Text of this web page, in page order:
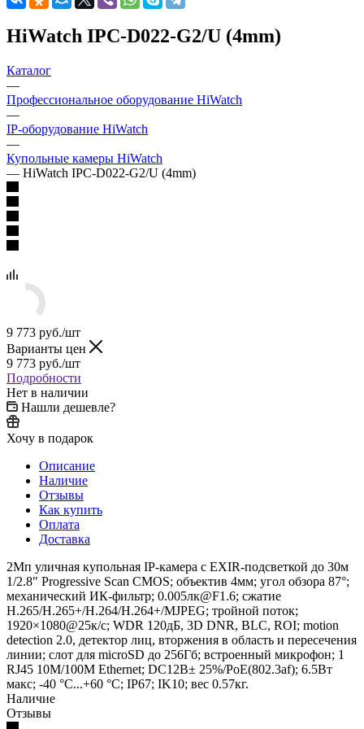
HiWatch IPC-D022-G2/U (4mm)
Каталог
—
Профессиональное оборудование HiWatch
—
IP-оборудование HiWatch
—
Купольные камеры HiWatch
— HiWatch IPC-D022-G2/U (4mm)
9 773 руб./шт
Варианты цен
9 773 руб./шт
Подробности
Нет в наличии
Нашли дешевле?
Хочу в подарок
Описание
Наличие
Отзывы
Как купить
Оплата
Доставка
2Мп уличная купольная IP-камера с EXIR-подсветкой до 30м
1/2.8" Progressive Scan CMOS; объектив 4мм; угол обзора 87°;
механический ИК-фильтр; 0.005лк@F1.6; сжатие
H.265/H.265+/H.264/H.264+/MJPEG; тройной поток;
1920×1080@25к/с; WDR 120дБ, 3D DNR, BLC, ROI; motion
detection 2.0, детектор лиц, вторжения в область и пересечения
линии; слот для microSD до 256Гб; встроенный микрофон; 1
RJ45 10M/100M Ethernet; DC12В± 25%/PoE(802.3af); 6.5Вт
макс; -40 °C...+60 °C; IP67; IK10; вес 0.57кг.
Наличие
Отзывы